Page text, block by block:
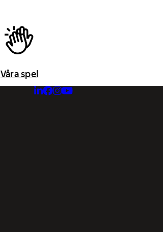
Våra spel